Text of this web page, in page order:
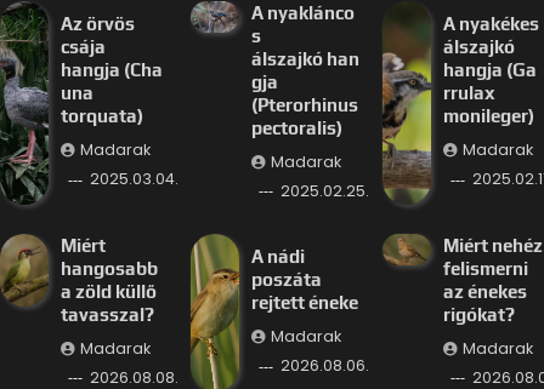
Az örvös
csája
hangja (Cha
una
torquata)
Madarak
2025.03.04.
A nyaklánco
s
álszajkó han
gja
(Pterorhinus
pectoralis)
Madarak
2025.02.25.
A nyakékes
álszajkó
hangja (Ga
rrulax
monileger)
Madarak
Miért
hangosabb
a zöld küllő
tavasszal?
Madarak
2026.08.08.
A nádi
poszáta
rejtett éneke
Madarak
2026.08.06.
Miért nehéz
felismerni
az énekes
rigókat?
Madarak